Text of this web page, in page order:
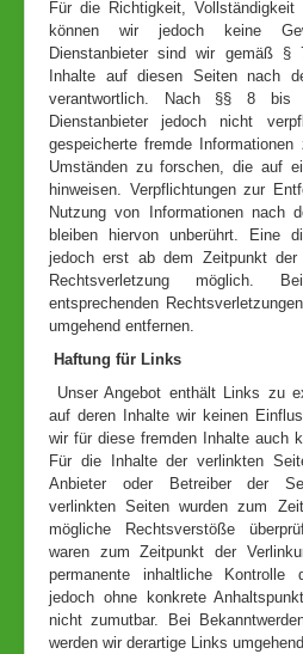
Für die Richtigkeit,
können wir jedoch keine
Dienstanbieter sind wir gemäß
Inhalte auf diesen Seiten nach
verantwortlich. Nach §§ 8
Dienstanbieter jedoch nicht
gespeicherte fremde
Umständen zu forschen, die auf
hinweisen. Verpflichtungen zur
Nutzung von Informationen nach
bleiben hiervon unberührt. Eine
jedoch erst ab dem Zeitpunkt der
Rechtsverletzung möglich.
entsprechenden
umgehend entfernen.
Haftung für Links
Unser Angebot enthält Links zu
auf deren Inhalte wir keinen
wir für diese fremden Inhalte auch
Für die Inhalte der verlinkten
Anbieter oder Betreiber der
verlinkten Seiten wurden zum
mögliche Rechtsverstöße
waren zum Zeitpunkt der
permanente inhaltliche
jedoch ohne konkrete
nicht zumutbar. Bei
werden wir derartige Links